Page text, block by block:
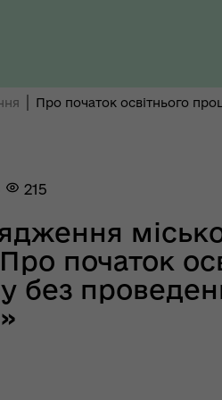
представництво
Верховної
з прав людини у
області
Ти
Про початок освітнього
215
початок
без